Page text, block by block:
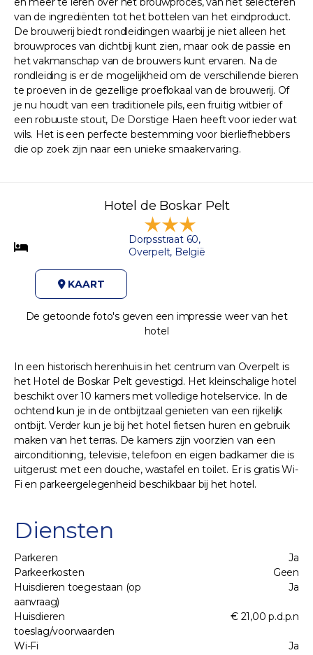
van de ingrediënten tot het bottelen van het eindproduct.
De brouwerij biedt rondleidingen waarbij je niet alleen het
brouwproces van dichtbij kunt zien, maar ook de passie en
het vakmanschap van de brouwers kunt ervaren. Na de
rondleiding is er de mogelijkheid om de verschillende bieren
te proeven in de gezellige proeflokaal van de brouwerij. Of
je nu houdt van een traditionele pils, een fruitig witbier of
een robuuste stout, De Dorstige Haen heeft voor ieder wat
wils. Het is een perfecte bestemming voor bierliefhebbers
die op zoek zijn naar een unieke smaakervaring.
Hotel de Boskar Pelt
Dorpsstraat 60,
Overpelt, België
KAART
De getoonde foto's geven een impressie weer van het
hotel
In een historisch herenhuis in het centrum van Overpelt is
het Hotel de Boskar Pelt gevestigd. Het kleinschalige hotel
beschikt over 10 kamers met volledige hotelservice. In de
ochtend kun je in de ontbijtzaal genieten van een rijkelijk
ontbijt. Verder kun je bij het hotel fietsen huren en gebruik
maken van het terras. De kamers zijn voorzien van een
airconditioning, televisie, telefoon en eigen badkamer die is
uitgerust met een douche, wastafel en toilet. Er is gratis Wi-
Fi en parkeergelegenheid beschikbaar bij het hotel.
Diensten
Parkeren
Ja
Parkeerkosten
Geen
Huisdieren toegestaan (op
aanvraag)
Ja
Huisdieren
toeslag/voorwaarden
€ 21,00 p.d.p.n
Wi-Fi Ja